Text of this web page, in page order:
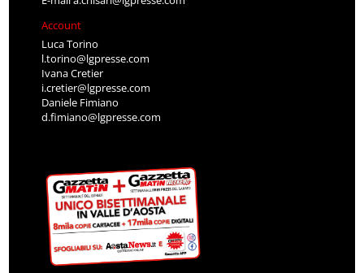
Account
Luca Torino
l.torino@lgpresse.com
Ivana Cretier
i.cretier@lgpresse.com
Daniele Fimiano
d.fimiano@lgpresse.com